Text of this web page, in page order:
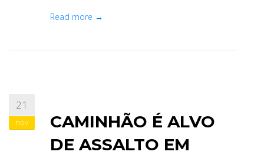
Read more →
21
nov
CAMINHÃO É ALVO
DE ASSALTO EM